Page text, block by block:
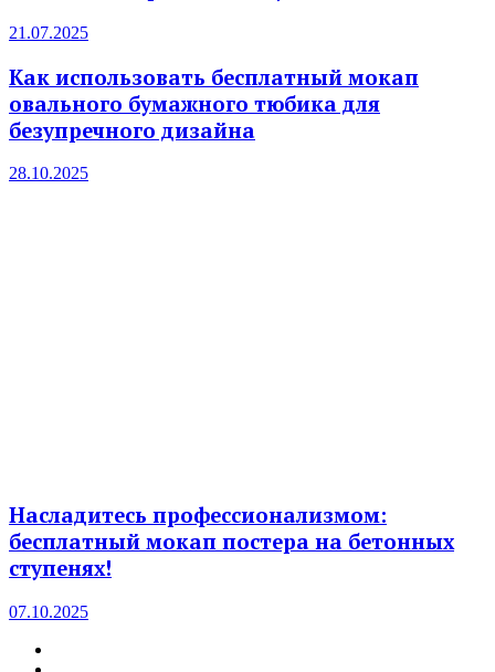
21.07.2025
Как использовать бесплатный мокап
овального бумажного тюбика для
безупречного дизайна
28.10.2025
Насладитесь профессионализмом:
бесплатный мокап постера на бетонных
ступенях!
07.10.2025